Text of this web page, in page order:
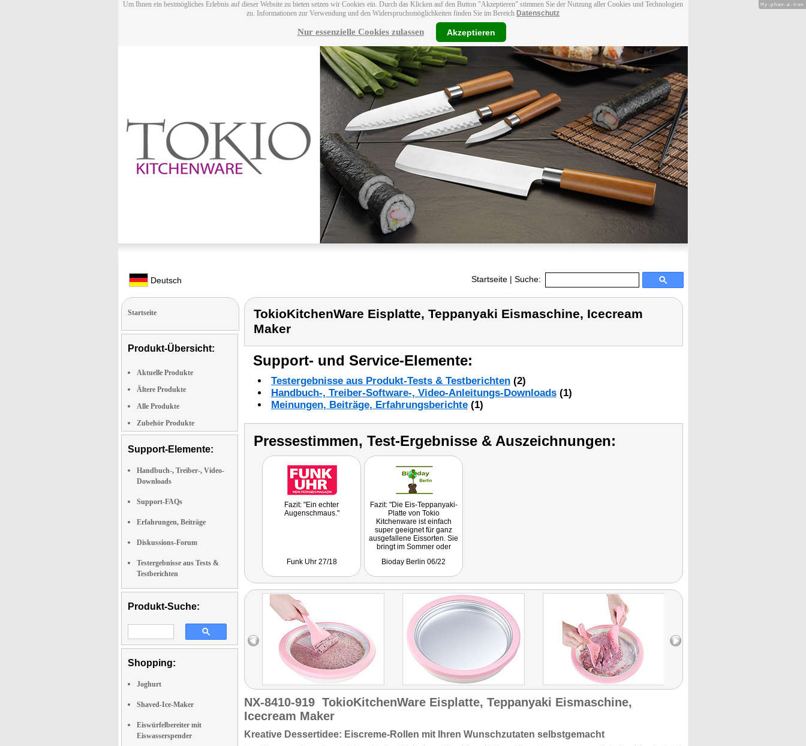
Um Ihnen ein bestmögliches Erlebnis auf dieser Website zu bieten setzen wir Cookies ein. Durch das Klicken auf den Button "Akzeptieren" stimmen Sie der Nutzung aller Cookies und Technologien
zu. Informationen zur Verwendung und den Widerspruchsmöglichkeiten finden Sie im Bereich Datenschutz
Nur essenzielle Cookies zulassen Akzeptieren
Deutsch Startseite | Suche:
Startseite
Produkt-Übersicht:
Aktuelle Produkte
Ältere Produkte
Alle Produkte
Zubehör Produkte
Support-Elemente:
Handbuch-, Treiber-, Video-
Downloads
Support-FAQs
Erfahrungen, Beiträge
Diskussions-Forum
Testergebnisse aus Tests &
Testberichten
Produkt-Suche:
Shopping:
Joghurt
Shaved-Ice-Maker
Eiswürfelbereiter mit
Eiswasserspender
TokioKitchenWare Eisplatte, Teppanyaki Eismaschine, Icecream
Maker
Support- und Service-Elemente:
Testergebnisse aus Produkt-Tests & Testberichten (2)
Handbuch-, Treiber-Software-, Video-Anleitungs-Downloads (1)
Meinungen, Beiträge, Erfahrungsberichte (1)
Pressestimmen, Test-Ergebnisse & Auszeichnungen:
Fazit: "Ein echter
Augenschmaus."
Funk Uhr 27/18
Fazit: "Die Eis-Teppanyaki-
Platte von Tokio
Kitchenware ist einfach
super geeignet für ganz
ausgefallene Eissorten. Sie
bringt im Sommer oder
Spaß-Genuss, der der
Bioday Berlin 06/22
NX-8410-919 TokioKitchenWare Eisplatte, Teppanyaki Eismaschine,
Icecream Maker
Kreative Dessertidee: Eiscreme-Rollen mit Ihren Wunschzutaten selbstgemacht
Hy-phen-a-tion